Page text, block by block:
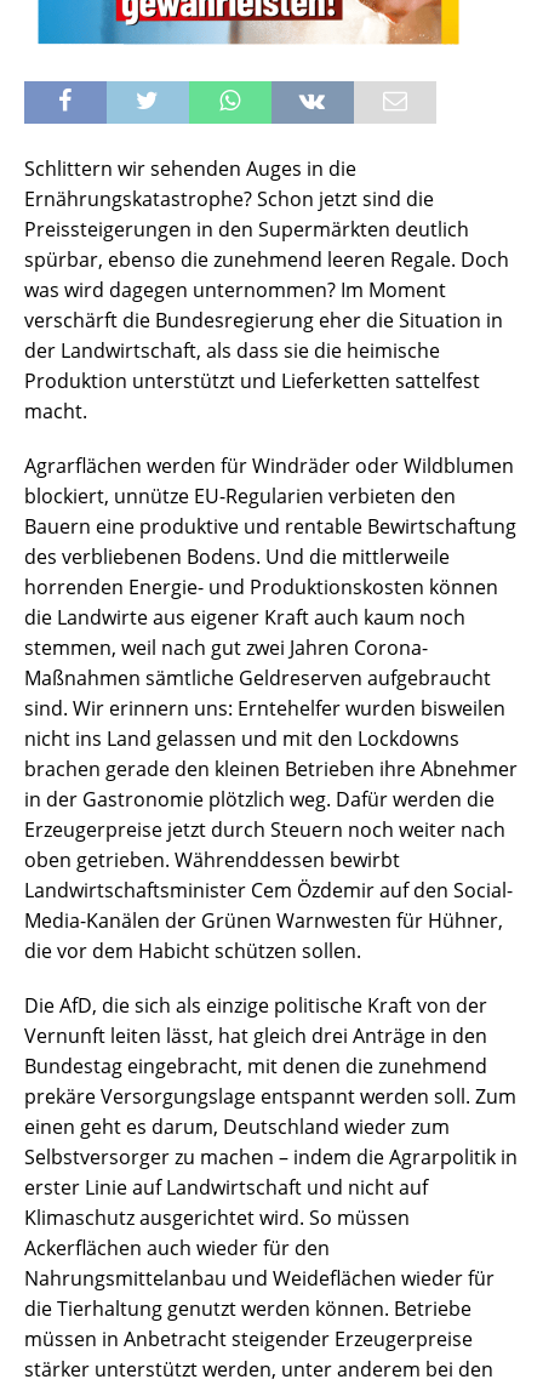
Schlittern wir sehenden Auges in die
Ernährungskatastrophe? Schon jetzt sind die
Preissteigerungen in den Supermärkten deutlich
spürbar, ebenso die zunehmend leeren Regale. Doch
was wird dagegen unternommen? Im Moment
verschärft die Bundesregierung eher die Situation in
der Landwirtschaft, als dass sie die heimische
Produktion unterstützt und Lieferketten sattelfest
macht.
Agrarflächen werden für Windräder oder Wildblumen
blockiert, unnütze EU-Regularien verbieten den
Bauern eine produktive und rentable Bewirtschaftung
des verbliebenen Bodens. Und die mittlerweile
horrenden Energie- und Produktionskosten können
die Landwirte aus eigener Kraft auch kaum noch
stemmen, weil nach gut zwei Jahren Corona-
Maßnahmen sämtliche Geldreserven aufgebraucht
sind. Wir erinnern uns: Erntehelfer wurden bisweilen
nicht ins Land gelassen und mit den Lockdowns
brachen gerade den kleinen Betrieben ihre Abnehmer
in der Gastronomie plötzlich weg. Dafür werden die
Erzeugerpreise jetzt durch Steuern noch weiter nach
oben getrieben. Währenddessen bewirbt
Landwirtschaftsminister Cem Özdemir auf den Social-
Media-Kanälen der Grünen Warnwesten für Hühner,
die vor dem Habicht schützen sollen.
Die AfD, die sich als einzige politische Kraft von der
Vernunft leiten lässt, hat gleich drei Anträge in den
Bundestag eingebracht, mit denen die zunehmend
prekäre Versorgungslage entspannt werden soll. Zum
einen geht es darum, Deutschland wieder zum
Selbstversorger zu machen – indem die Agrarpolitik in
erster Linie auf Landwirtschaft und nicht auf
Klimaschutz ausgerichtet wird. So müssen
Ackerflächen auch wieder für den
Nahrungsmittelanbau und Weideflächen wieder für
die Tierhaltung genutzt werden können. Betriebe
müssen in Anbetracht steigender Erzeugerpreise
stärker unterstützt werden, unter anderem bei den